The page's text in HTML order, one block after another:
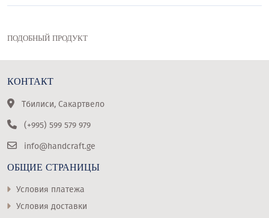
ПОДОБНЫЙ ПРОДУКТ
КОНТАКТ
Тбилиси, Сакартвело
(+995) 599 579 979
info@handcraft.ge
ОБЩИЕ СТРАНИЦЫ
Условия платежа
Условия доставки